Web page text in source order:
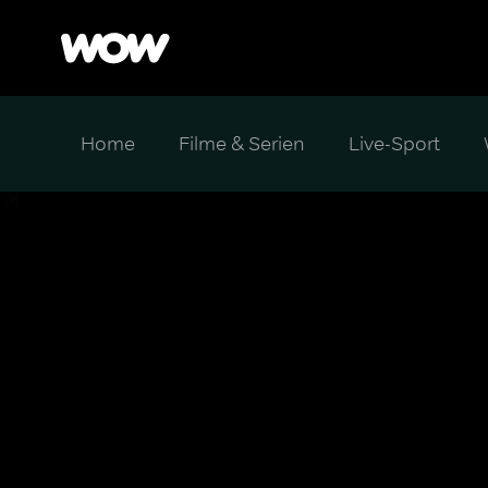
Home Filme & Serien Live-Sport